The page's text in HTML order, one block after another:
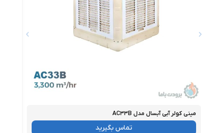
مینی کولر آبی آبسال مدل AC۳۳B
موجود
تماس بگیرید